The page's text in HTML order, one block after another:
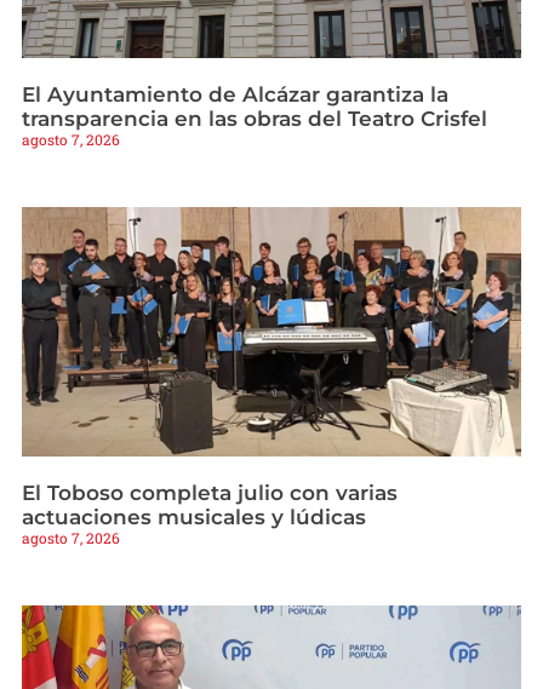
El Ayuntamiento de Alcázar garantiza la
transparencia en las obras del Teatro Crisfel
agosto 7, 2026
El Toboso completa julio con varias
actuaciones musicales y lúdicas
agosto 7, 2026